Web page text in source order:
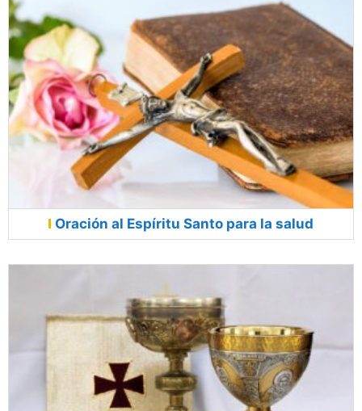
Oración al Espíritu Santo para la salud